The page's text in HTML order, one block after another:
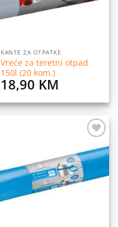
KANTE ZA OTPATKE
Vreće za teretni otpad
150l (20 kom.)
18,90 KM
Dodaj
na
listu